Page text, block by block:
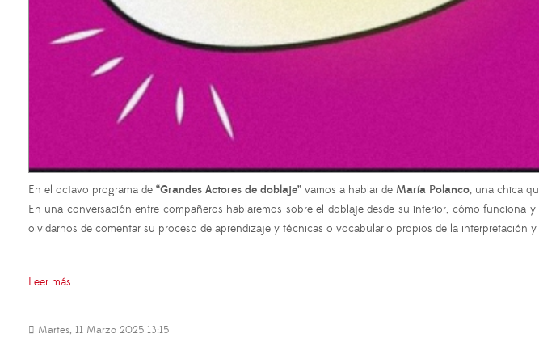
En el octavo programa de “Grandes Actores de doblaje” vamos a hablar de María Polanco, una chica
En una conversación entre compañeros hablaremos sobre el doblaje desde su interior, cómo funciona
olvidarnos de comentar su proceso de aprendizaje y técnicas o vocabulario propios de la interpretación
Leer más ...
Martes, 11 Marzo 2025 13:15